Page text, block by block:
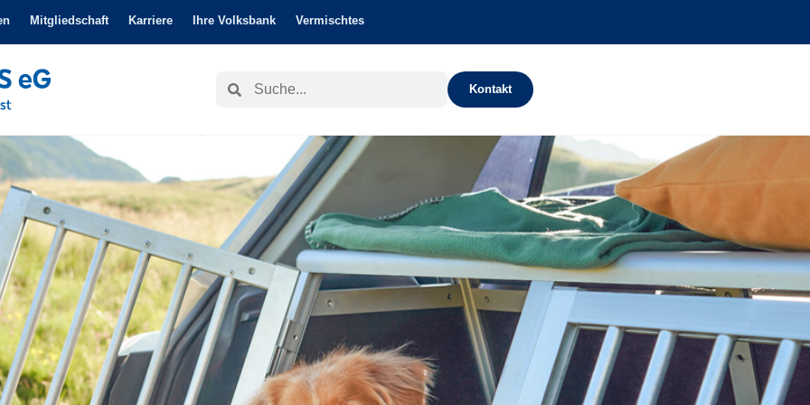
Mitgliedschaft Karriere Ihre Volksbank Vermischtes
SucheSuche Kontakt